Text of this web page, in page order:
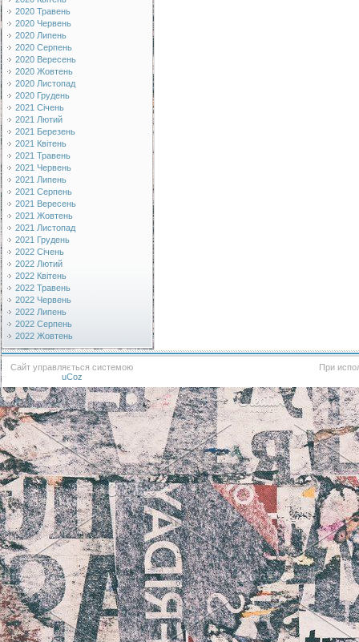
2020 Травень
2020 Червень
2020 Липень
2020 Серпень
2020 Вересень
2020 Жовтень
2020 Листопад
2020 Грудень
2021 Січень
2021 Лютий
2021 Березень
2021 Квітень
2021 Травень
2021 Червень
2021 Липень
2021 Серпень
2021 Вересень
2021 Жовтень
2021 Листопад
2021 Грудень
2022 Січень
2022 Лютий
2022 Квітень
2022 Травень
2022 Червень
2022 Липень
2022 Серпень
2022 Жовтень
Сайт управляється системою
uCoz
При